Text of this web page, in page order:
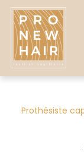
Prothésiste
Panneau de gestion